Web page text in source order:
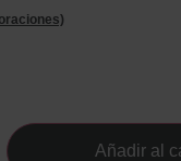
Añadir al